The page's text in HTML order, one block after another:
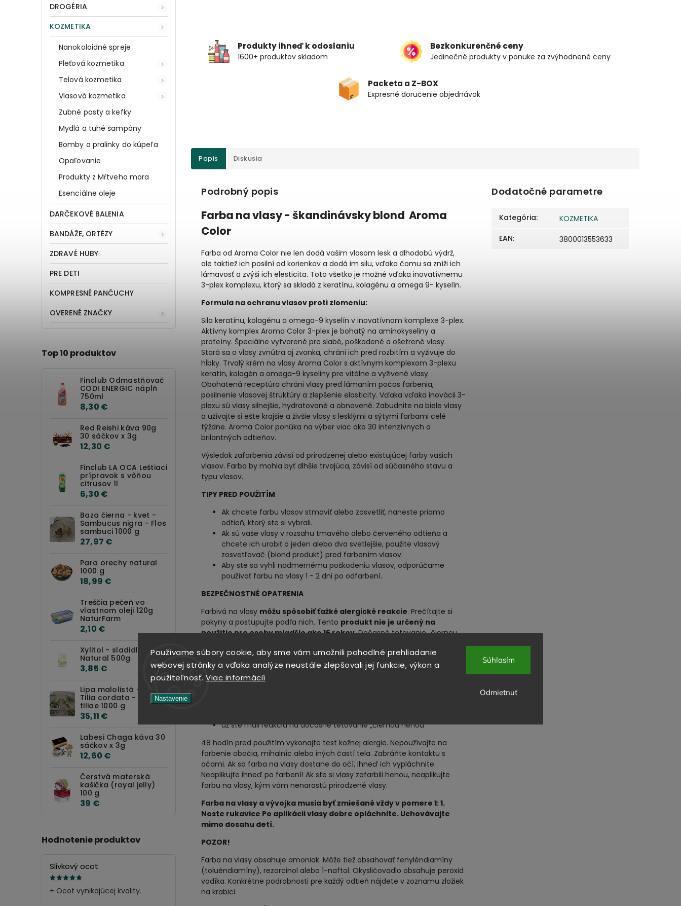
Používame súbory cookie, aby sme vám umožnili pohodlné prehliadanie
webovej stránky a vďaka analýze neustále zlepšovali jej funkcie, výkon a
použiteľnosť. Viac informácií
Nastavenie
Odmietnuť
Súhlasím
DROGÉRIA
KOZMETIKA
Nanokoloidné spreje
Pleťová kozmetika
Telová kozmetika
Vlasová kozmetika
Zubné pasty a kefky
Mydlá a tuhé šampóny
Bomby a pralinky do kúpeľa
Opaľovanie
Produkty z Mŕtveho mora
Esenciálne oleje
DARČEKOVÉ BALENIA
BANDÁŽE, ORTÉZY
ZDRAVÉ HUBY
PRE DETI
KOMPRESNÉ PANČUCHY
OVERENÉ ZNAČKY
Top 10 produktov
Finclub Odmastňovač
CODI ENERGIC náplň
750ml
8,30 €
Red Reishi káva 90g
30 sáčkov x 3g
12,30 €
Finclub LA OCA Leštiaci
prípravok s vôňou
citrusov 1l
6,30 €
Baza čierna - kvet -
Sambucus nigra - Flos
sambuci 1000 g
27,97 €
Para orechy natural
1000 g
18,99 €
Treščia pečeň vo
vlastnom oleji 120g
NaturFarm
2,10 €
Xylitol - sladidlo -
Natural 500g
3,85 €
Lipa malolistá - kvet -
Tilia cordata - Flos
tiliae 1000 g
35,11 €
Labesi Chaga káva 30
sáčkov x 3g
12,60 €
Čerstvá materská
kašička (royal jelly)
100 g
39 €
Hodnotenie produktov
Slivkový ocot
+ Ocot vynikajúcej kvality.
Produkty ihneď k odoslaniu
1600+ produktov skladom
Bezkonkurenčné ceny
Jedinečné produkty v ponuke za zvýhodnené ceny
Packeta a Z-BOX
Expresné doručenie objednávok
Popis Diskusia
Podrobný popis
Farba na vlasy - škandinávsky blond Aroma
Color
Farba od Aroma Color nie len dodá vašim vlasom lesk a dlhodobú výdrž,
ale taktiež ich posilní od korienkov a dodá im silu, vďaka čomu sa zníži ich
lámavosť a zvýši ich elesticita. Toto všetko je možné vďaka inovatívnemu
3-plex komplexu, ktorý sa skladá z keratínu, kolagénu a omega 9- kyselín.
Formula na ochranu vlasov proti zlomeniu:
Sila keratínu, kolagénu a omega-9 kyselín v inovatívnom komplexe 3-plex.
Aktívny komplex Aroma Color 3-plex je bohatý na aminokyseliny a
proteíny. Špeciálne vytvorené pre slabé, poškodené a ošetrené vlasy.
Stará sa o vlasy zvnútra aj zvonka, chráni ich pred rozbitím a vyživuje do
hĺbky. Trvalý krém na vlasy Aroma Color s aktívnym komplexom 3-plexu
keratín, kolagén a omega-9 kyseliny pre vitálne a vyživené vlasy.
Obohatená receptúra ​​chráni vlasy pred lámaním počas farbenia,
posilnenie vlasovej štruktúry a zlepšenie elasticity. Vďaka vďaka inovácii 3-
plexu sú vlasy silnejšie, hydratované a obnovené. Zabudnite na biele vlasy
a užívajte si ešte krajšie a živšie vlasy s lesklými a sýtymi farbami celé
týždne. Aroma Color ponúka na výber viac ako 30 intenzívnych a
brilantných odtieňov.
Výsledok zafarbenia závisí od prirodzenej alebo existujúcej farby vašich
vlasov. Farba by mohla byť dlhšie trvajúca, závisí od súčasného stavu a
typu vlasov.
TIPY PRED POUŽITÍM
Ak chcete farbu vlasov stmaviť alebo zosvetliť, naneste priamo
odtieň, ktorý ste si vybrali.
Ak sú vaše vlasy v rozsahu tmavého alebo červeného odtieňa a
chcete ich urobiť o jeden alebo dva svetlejšie, použite vlasový
zosvetľovač (blond produkt) pred farbením vlasov.
Aby ste sa vyhli nadmernému poškodeniu vlasov, odporúčame
používať farbu na vlasy 1 - 2 dni po odfarbení.
BEZPEČNOSTNÉ OPATRENIA
Farbivá na vlasy môžu spôsobiť ťažké alergické reakcie. Prečítajte si
pokyny a postupujte podľa nich. Tento produkt nie je určený na
použitie pre osoby mladšie ako 16 rokov. Dočasné tetovanie „čiernou
Nefarbite si vlasy ak:
máte vyrážku na tvári alebo citlivú, podráždenú a poškodenú
už ste mali reakciu na dočasné tetovanie „čiernou henou“
48 hodín pred použitím vykonajte test kožnej alergie. Nepoužívajte na
farbenie obočia, mihalníc alebo iných častí tela. Zabráňte kontaktu s
očami. Ak sa farba na vlasy dostane do očí, ihneď ich vypláchnite.
Neaplikujte ihneď po farbení! Ak ste si vlasy zafarbili henou, neaplikujte
farbu na vlasy, kým vám nenarastú prirodzené vlasy.
Farba na vlasy a vývojka musia byť zmiešané vždy v pomere 1: 1.
Noste rukavice Po aplikácii vlasy dobre opláchnite. Uchovávajte
mimo dosahu detí.
POZOR!
Farba na vlasy obsahuje amoniak. Môže tiež obsahovať fenyléndiamíny
(toluéndiamíny), rezorcinol alebo 1-naftol. Okysličovadlo obsahuje peroxid
vodíka. Konkrétne podrobnosti pre každý odtieň nájdete v zoznamu zložiek
na krabici.
Dodatočné parametre
Kategória:
KOZMETIKA
EAN: 3800013553633